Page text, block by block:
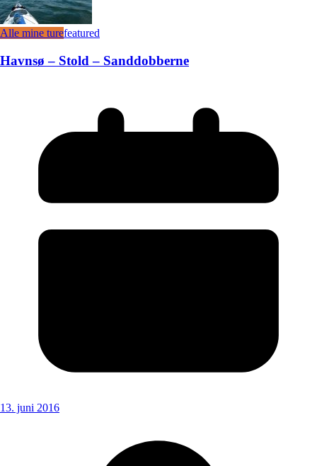
Alle mine turefeatured
Havnsø – Stold – Sanddobberne
13. juni 2016